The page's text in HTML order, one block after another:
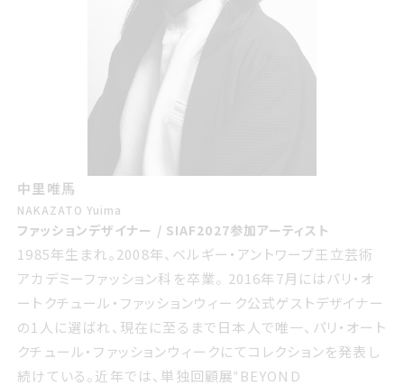
中里唯馬
NAKAZATO Yuima
ファッションデザイナー / SIAF2027参加アーティスト
1985年生まれ。2008年、ベルギー・アントワープ王立芸術
アカデミーファッション科を卒業。 2016年7月にはパリ・オ
ートクチュール・ファッションウィーク公式ゲストデザイナー
の1人に選ばれ、現在に至るまで日本人で唯一、パリ・オート
クチュール・ファッションウィークにてコレクションを発表し
続けている。近年では、単独回顧展‟BEYOND